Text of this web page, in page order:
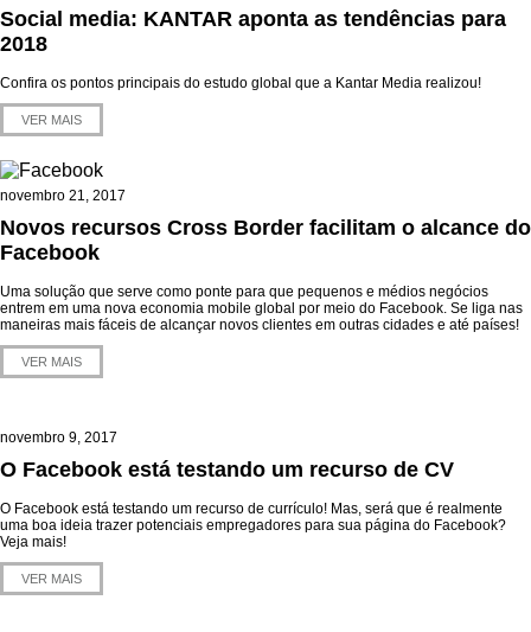
Social media: KANTAR aponta as tendências para
2018
Confira os pontos principais do estudo global que a Kantar Media realizou!
VER MAIS
novembro 21, 2017
Novos recursos Cross Border facilitam o alcance do
Facebook
Uma solução que serve como ponte para que pequenos e médios negócios
entrem em uma nova economia mobile global por meio do Facebook. Se liga nas
maneiras mais fáceis de alcançar novos clientes em outras cidades e até países!
VER MAIS
novembro 9, 2017
O Facebook está testando um recurso de CV
O Facebook está testando um recurso de currículo! Mas, será que é realmente
uma boa ideia trazer potenciais empregadores para sua página do Facebook?
Veja mais!
VER MAIS